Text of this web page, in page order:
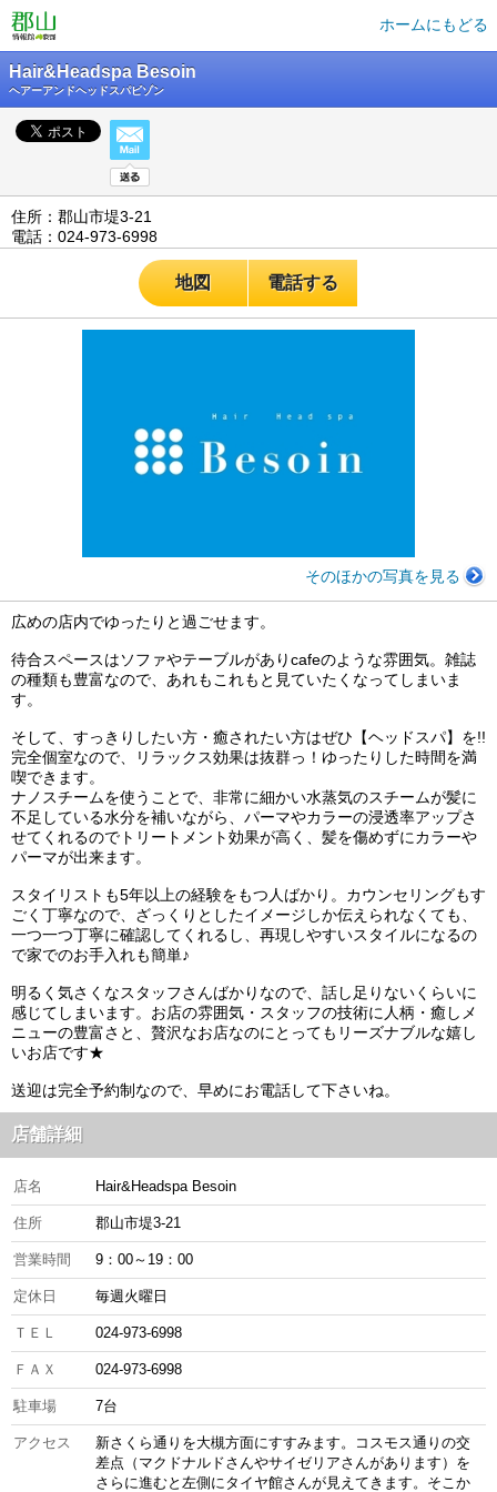
ホームにもどる
Hair&Headspa Besoin
ヘアーアンドヘッドスパビゾン
住所：郡山市堤3-21
電話：024-973-6998
地図 電話する
そのほかの写真を見る
広めの店内でゆったりと過ごせます。
待合スペースはソファやテーブルがありcafeのような雰囲気。雑誌
の種類も豊富なので、あれもこれもと見ていたくなってしまいま
す。
そして、すっきりしたい方・癒されたい方はぜひ【ヘッドスパ】を!!
完全個室なので、リラックス効果は抜群っ！ゆったりした時間を満
喫できます。
ナノスチームを使うことで、非常に細かい水蒸気のスチームが髪に
不足している水分を補いながら、パーマやカラーの浸透率アップさ
せてくれるのでトリートメント効果が高く、髪を傷めずにカラーや
パーマが出来ます。
スタイリストも5年以上の経験をもつ人ばかり。カウンセリングもす
ごく丁寧なので、ざっくりとしたイメージしか伝えられなくても、
一つ一つ丁寧に確認してくれるし、再現しやすいスタイルになるの
で家でのお手入れも簡単♪
明るく気さくなスタッフさんばかりなので、話し足りないくらいに
感じてしまいます。お店の雰囲気・スタッフの技術に人柄・癒しメ
ニューの豊富さと、贅沢なお店なのにとってもリーズナブルな嬉し
いお店です★
送迎は完全予約制なので、早めにお電話して下さいね。
店舗詳細
店名 Hair&Headspa Besoin
住所 郡山市堤3-21
営業時間 9：00～19：00
定休日 毎週火曜日
ＴＥＬ 024-973-6998
ＦＡＸ 024-973-6998
駐車場 7台
アクセス
新さくら通りを大槻方面にすすみます。コスモス通りの交
差点（マクドナルドさんやサイゼリアさんがあります）を
さらに進むと左側にタイヤ館さんが見えてきます。そこか